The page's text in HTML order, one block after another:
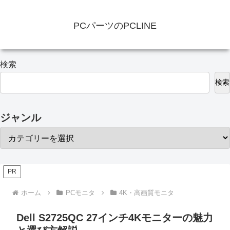
PCパーツのPCLINE
検索
検索
ジャンル
PR
ホーム PCモニタ 4K・高画質モニタ
Dell S2725QC 27インチ4Kモニターの魅力